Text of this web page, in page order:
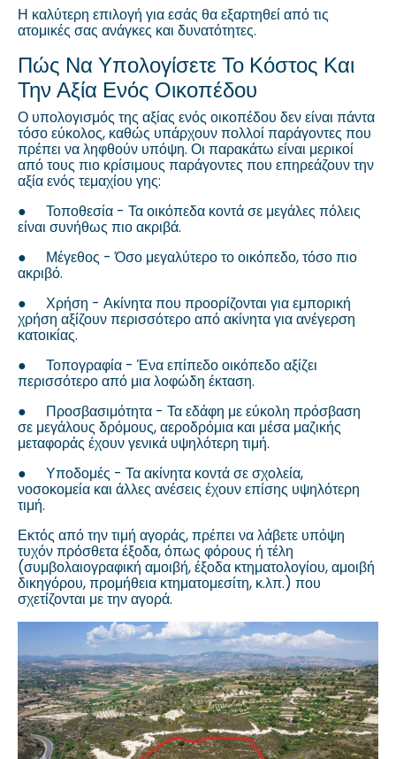
Η καλύτερη επιλογή για εσάς θα εξαρτηθεί από τις
ατομικές σας ανάγκες και δυνατότητες.
Πώς Να Υπολογίσετε Το Κόστος Και
Την Αξία Ενός Οικοπέδου
Ο υπολογισμός της αξίας ενός οικοπέδου δεν είναι πάντα
τόσο εύκολος, καθώς υπάρχουν πολλοί παράγοντες που
πρέπει να ληφθούν υπόψη. Οι παρακάτω είναι μερικοί
από τους πιο κρίσιμους παράγοντες που επηρεάζουν την
αξία ενός τεμαχίου γης:
●
Τοποθεσία - Τα οικόπεδα κοντά σε μεγάλες πόλεις
είναι συνήθως πιο ακριβά.
●
Μέγεθος - Όσο μεγαλύτερο το οικόπεδο, τόσο πιο
ακριβό.
●
Χρήση - Ακίνητα που προορίζονται για εμπορική
χρήση αξίζουν περισσότερο από ακίνητα για ανέγερση
κατοικίας.
●
Τοπογραφία - Ένα επίπεδο οικόπεδο αξίζει
περισσότερο από μια λοφώδη έκταση.
●
Προσβασιμότητα - Τα εδάφη με εύκολη πρόσβαση
σε μεγάλους δρόμους, αεροδρόμια και μέσα μαζικής
μεταφοράς έχουν γενικά υψηλότερη τιμή.
●
Υποδομές - Τα ακίνητα κοντά σε σχολεία,
νοσοκομεία και άλλες ανέσεις έχουν επίσης υψηλότερη
τιμή.
Εκτός από την τιμή αγοράς, πρέπει να λάβετε υπόψη
τυχόν πρόσθετα έξοδα, όπως φόρους ή τέλη
(συμβολαιογραφική αμοιβή, έξοδα κτηματολογίου, αμοιβή
δικηγόρου, προμήθεια κτηματομεσίτη, κ.λπ.) που
σχετίζονται με την αγορά.